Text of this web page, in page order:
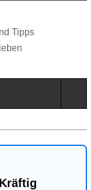
Tipps